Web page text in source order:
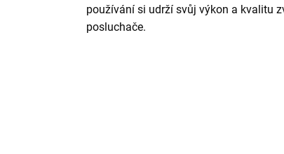
používání si udrží svůj výkon a kvalitu
posluchače.